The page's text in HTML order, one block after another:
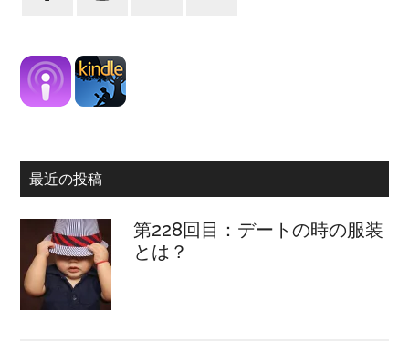
最近の投稿
第228回目：デートの時の服装
とは？